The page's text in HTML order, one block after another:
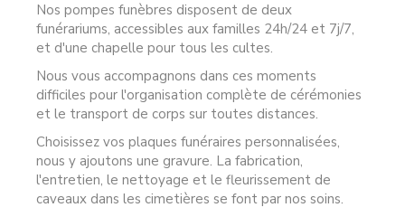
Nos pompes funèbres disposent de deux
funérariums, accessibles aux familles 24h/24 et 7j/7,
et d'une chapelle pour tous les cultes.
Nous vous accompagnons dans ces moments
difficiles pour l'organisation complète de cérémonies
et le transport de corps sur toutes distances.
Choisissez vos plaques funéraires personnalisées,
nous y ajoutons une gravure. La fabrication,
l'entretien, le nettoyage et le fleurissement de
caveaux dans les cimetières se font par nos soins.